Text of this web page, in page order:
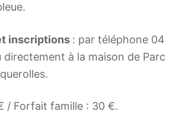
inscriptions : par téléphone 04
à la maison de Parc
/ Forfait famille : 30 €.